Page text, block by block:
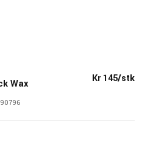
spel på akustiska trummor
Z5AA:
Wax Kr 145/stk